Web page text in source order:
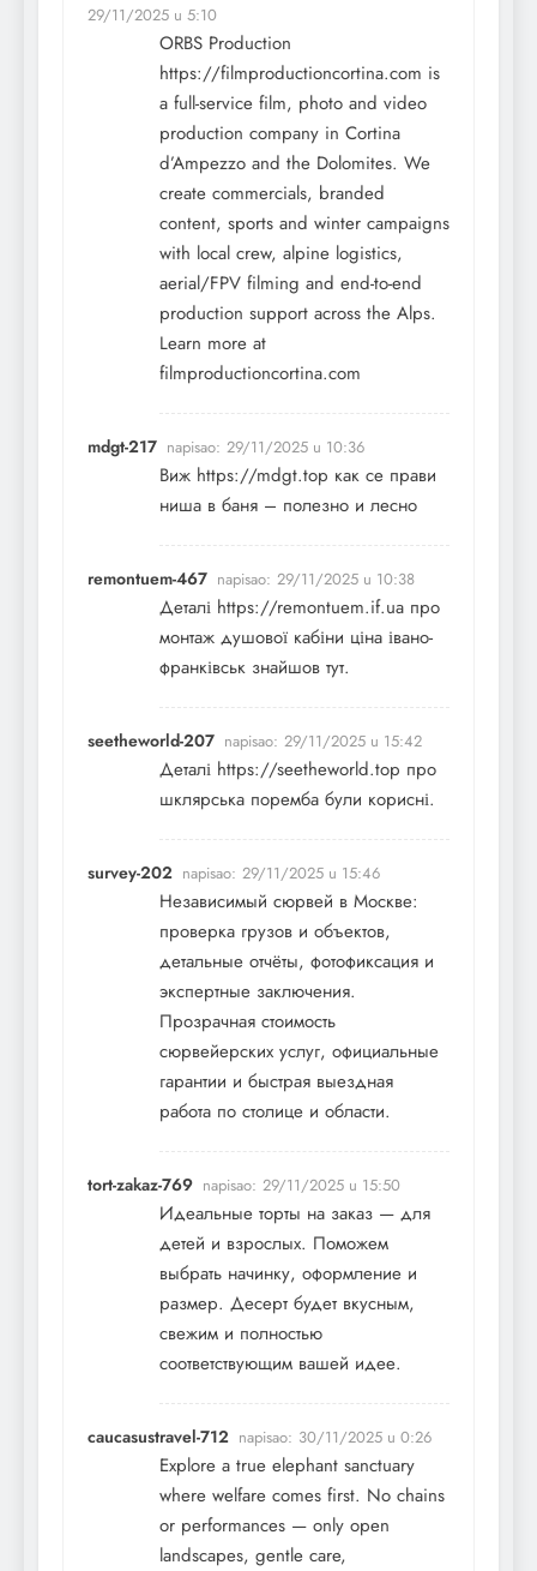
29/11/2025 u 5:10
ORBS Production
https://filmproductioncortina.com is
a full-service film, photo and video
production company in Cortina
d’Ampezzo and the Dolomites. We
create commercials, branded
content, sports and winter campaigns
with local crew, alpine logistics,
aerial/FPV filming and end-to-end
production support across the Alps.
Learn more at
filmproductioncortina.com
mdgt-217 napisao: 29/11/2025 u 10:36
Виж https://mdgt.top как се прави
ниша в баня – полезно и лесно
remontuem-467 napisao: 29/11/2025 u 10:38
Деталі https://remontuem.if.ua про
монтаж душової кабіни ціна івано-
франківськ знайшов тут.
seetheworld-207 napisao: 29/11/2025 u 15:42
Деталі https://seetheworld.top про
шклярська поремба були корисні.
survey-202 napisao: 29/11/2025 u 15:46
Независимый сюрвей в Москве:
проверка грузов и объектов,
детальные отчёты, фотофиксация и
экспертные заключения.
Прозрачная стоимость
сюрвейерских услуг, официальные
гарантии и быстрая выездная
работа по столице и области.
tort-zakaz-769 napisao: 29/11/2025 u 15:50
Идеальные торты на заказ — для
детей и взрослых. Поможем
выбрать начинку, оформление и
размер. Десерт будет вкусным,
свежим и полностью
соответствующим вашей идее.
caucasustravel-712 napisao: 30/11/2025 u 0:26
Explore a true elephant sanctuary
where welfare comes first. No chains
or performances — only open
landscapes, gentle care,